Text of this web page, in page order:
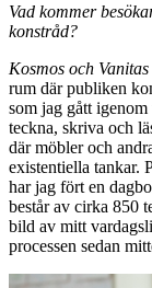
Vad kommer
konstråd?
Kosmos och
rum där publiken
som jag gått igenom
teckna, skriva och
där möbler och
existentiella tankar.
har jag fört en
består av cirka 850
bild av mitt
processen sedan